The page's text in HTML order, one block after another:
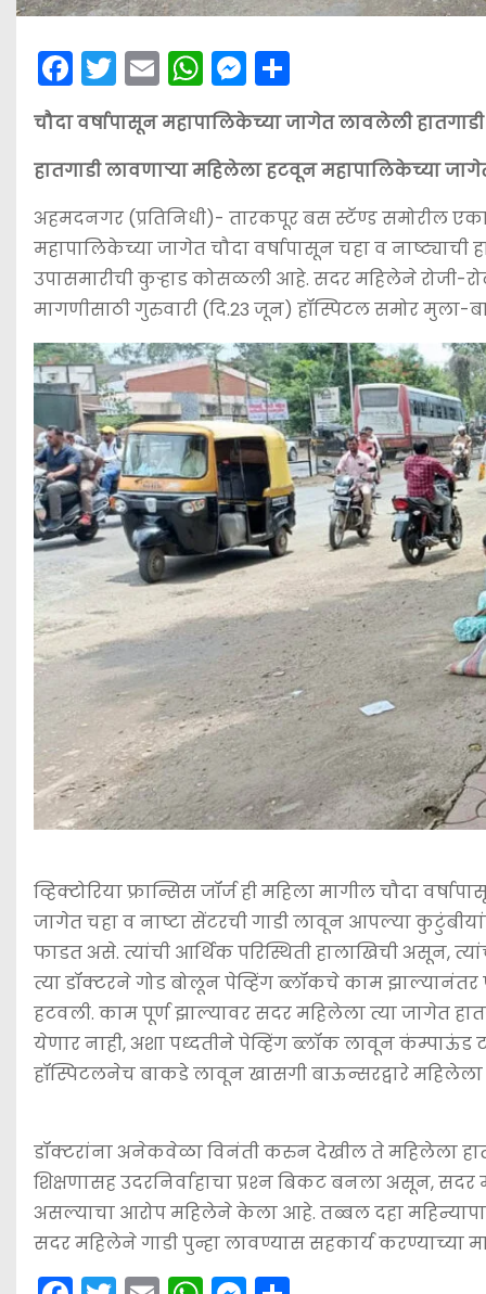
F
a
c
e
b
o
o
k
T
w
itt
er
E
m
ai
l
W
h
a
ts
A
p
p
M
e
s
s
e
n
g
er
h
ar
e
चौदा वर्षापासून महापालिकेच्या जागेत लावलेली
हातगाडी लावणार्‍या महिलेला हटवून महापालिकेच्या
अहमदनगर (प्रतिनिधी)- तारकपूर बस स्टॅण्ड समोरील
महापालिकेच्या जागेत चौदा वर्षापासून चहा व
उपासमारीची कुर्‍हाड कोसळली आहे. सदर महिलेने रोजी-
मागणीसाठी गुरुवारी (दि.23 जून) हॉस्पिटल समोर
व्हिक्टोरिया फ्रान्सिस जॉर्ज ही महिला मागील चौदा
जागेत चहा व नाष्टा सेंटरची गाडी लावून आपल्या
फाडत असे. त्यांची आर्थिक परिस्थिती हालाखिची असून,
त्या डॉक्टरने गोड बोलून पेव्हिंग ब्लॉकचे काम
हटवली. काम पूर्ण झाल्यावर सदर महिलेला त्या जागेत
येणार नाही, अशा पध्दतीने पेव्हिंग ब्लॉक लावून
हॉस्पिटलनेच बाकडे लावून खासगी बाऊन्सरद्वारे
डॉक्टरांना अनेकवेळा विनंती करुन देखील ते महिलेला
शिक्षणासह उदरनिर्वाहाचा प्रश्‍न बिकट बनला असून,
असल्याचा आरोप महिलेने केला आहे. तब्बल दहा
सदर महिलेने गाडी पुन्हा लावण्यास सहकार्य करण्याच्या